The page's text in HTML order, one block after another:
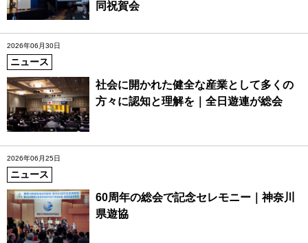
同祝賀会
2026年06月30日
ニュース
社会に開かれた健全な産業として多くの
方々に認知と理解を｜全日遊連が総会
2026年06月25日
ニュース
60周年の総会で記念セレモニー｜神奈川
県遊協